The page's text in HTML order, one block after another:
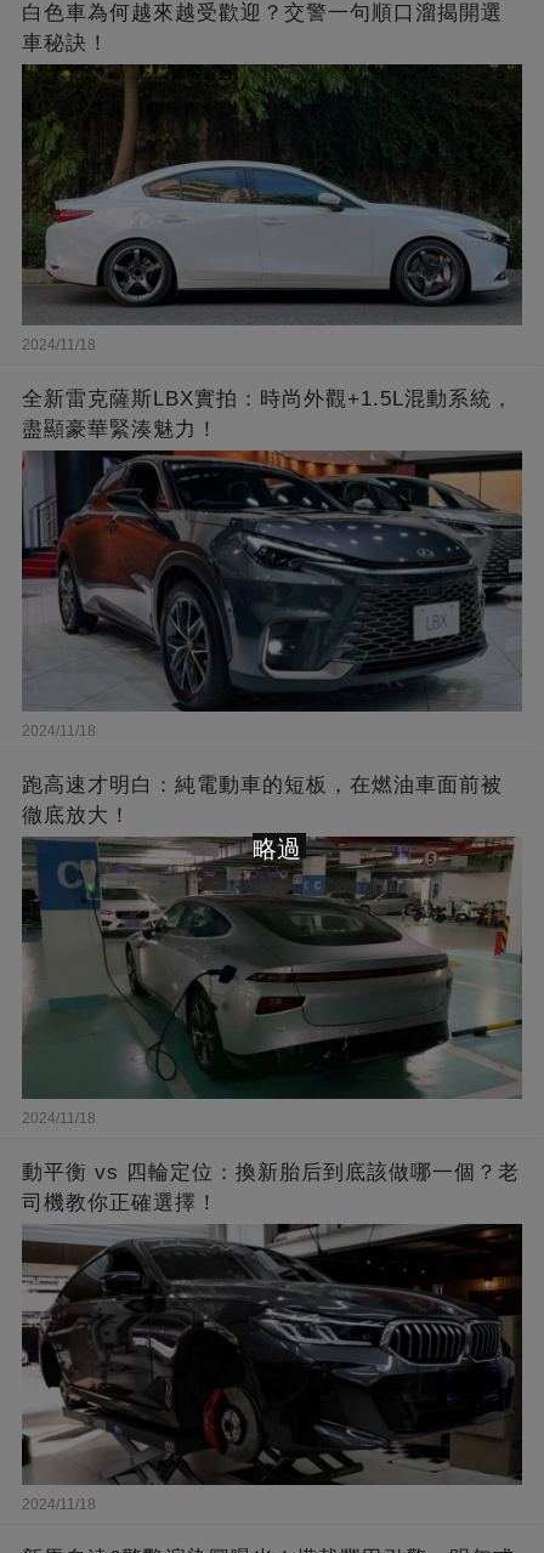
白色車為何越來越受歡迎？交警一句順口溜揭開選
車秘訣！
2024/11/18
全新雷克薩斯LBX實拍：時尚外觀+1.5L混動系統，
盡顯豪華緊湊魅力！
2024/11/18
跑高速才明白：純電動車的短板，在燃油車面前被
徹底放大！
2024/11/18
動平衡 vs 四輪定位：換新胎后到底該做哪一個？老
司機教你正確選擇！
2024/11/18
略過